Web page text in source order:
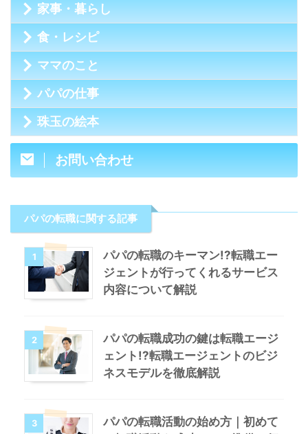
家事・暮らし
食・レシピ
ママのこと
パパの仕事
珠玉の絵本
お問い合わせ
パパの転職に関する記事
1
パパの転職のキーマン!?転職エー
ジェントが行ってくれるサービス
内容について解説
2
パパの転職成功の鍵は転職エージ
ェント!?転職エージェントのビジ
ネスモデルを徹底解説
3
パパの転職活動の始め方｜初めて